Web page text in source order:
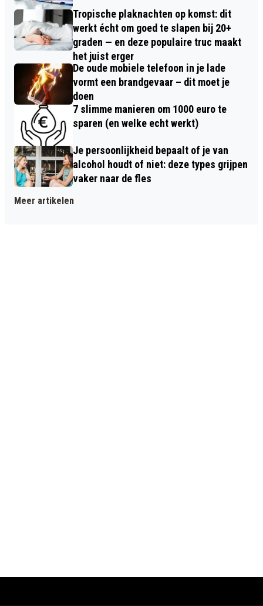
Tropische plaknachten op komst: dit
werkt écht om goed te slapen bij 20+
graden — en deze populaire truc maakt
het juist erger
De oude mobiele telefoon in je lade
vormt een brandgevaar – dit moet je
doen
7 slimme manieren om 1000 euro te
sparen (en welke echt werkt)
Je persoonlijkheid bepaalt of je van
alcohol houdt of niet: deze types grijpen
vaker naar de fles
Meer artikelen